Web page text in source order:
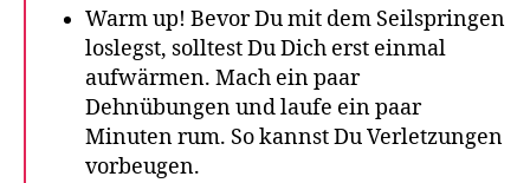
Warm up! Bevor Du mit dem Seilspringen
loslegst, solltest Du Dich erst einmal
aufwärmen. Mach ein paar
Dehnübungen und laufe ein paar
Minuten rum. So kannst Du Verletzungen
vorbeugen.